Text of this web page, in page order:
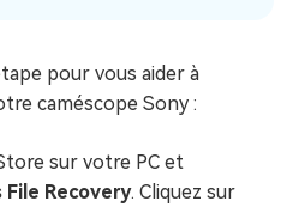
pour vous aider à
caméscope Sony :
sur votre PC et
File Recovery. Cliquez sur